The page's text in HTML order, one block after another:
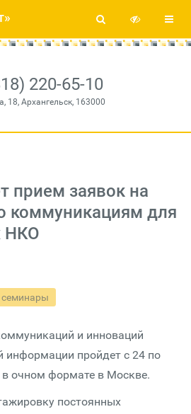
220-65-10
18, Архангельск, 163000
прием заявок на
коммуникациям для
НКО
и инноваций
информации пройдет с 24 по
в очном формате в Москве.
постоянных